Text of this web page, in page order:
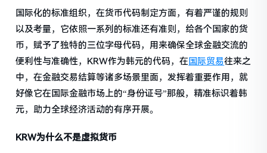
国际化的标准组织，在货币代码制定方面，有着严谨的规则
以及考量，它依照一系列的标准还有准则，给各个国家的货
币，赋予了独特的三位字母代码，用来确保全球金融交流的
便利性与准确性，KRW作为韩元的代码，在 国际贸易往来之
中，在金融交易结算等诸多场景里面，发挥着重要作用，就
好像它在国际金融市场上的“身份证号”那般，精准标识着韩
元，助力全球经济活动的有序开展。
KRW为什么不是虚拟货币